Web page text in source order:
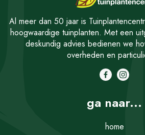
Al meer dan 50 jaar is
hoogwaardige tuinplanten. Met een
deskundig advies bedienen we
overheden en
ga naar...
home